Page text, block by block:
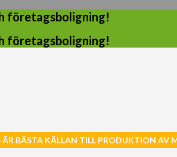
företagsboligning!
företagsboligning!
BÄSTA KÄLLAN TILL PRODUKTION AV